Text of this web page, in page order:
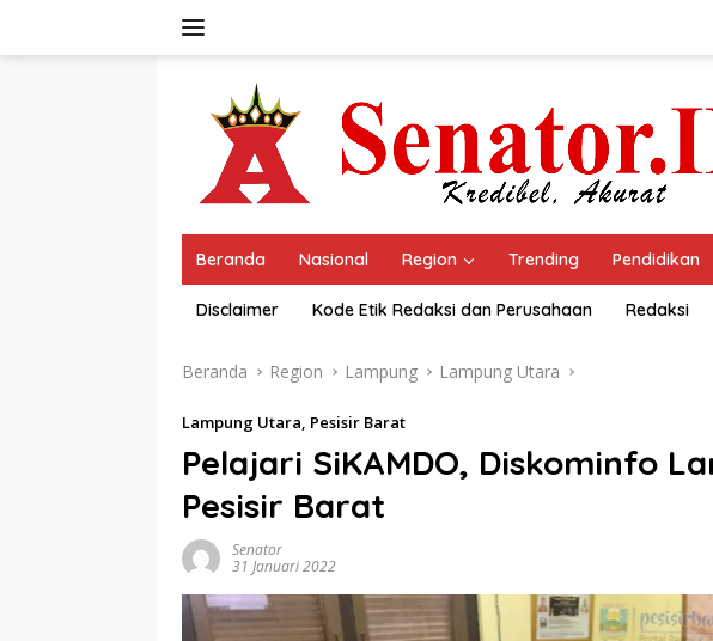
Beranda Nasional Region Trending Pendidikan
Disclaimer Kode Etik Redaksi dan Perusahaan Redaksi
Beranda Region Lampung Lampung Utara
Lampung Utara, Pesisir Barat
Pelajari SiKAMDO, Diskominfo
Pesisir Barat
Senator
31 Januari 2022